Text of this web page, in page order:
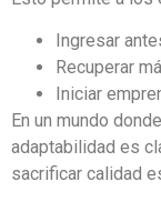
Ingresar
Recuperar
Iniciar
En un mundo
adaptabilidad es
sacrificar calidad